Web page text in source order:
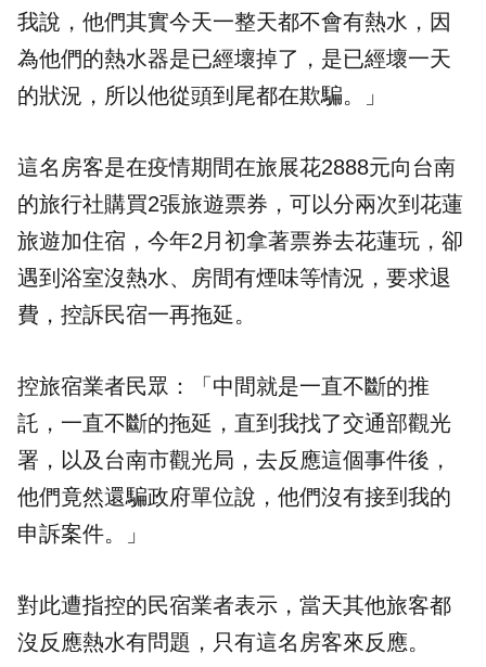
我說，他們其實今天一整天都不會有熱水，因
為他們的熱水器是已經壞掉了，是已經壞一天
的狀況，所以他從頭到尾都在欺騙。」
這名房客是在疫情期間在旅展花2888元向台南
的旅行社購買2張旅遊票券，可以分兩次到花蓮
旅遊加住宿，今年2月初拿著票券去花蓮玩，卻
遇到浴室沒熱水、房間有煙味等情況，要求退
費，控訴民宿一再拖延。
控旅宿業者民眾：「中間就是一直不斷的推
託，一直不斷的拖延，直到我找了交通部觀光
署，以及台南市觀光局，去反應這個事件後，
他們竟然還騙政府單位說，他們沒有接到我的
申訴案件。」
對此遭指控的民宿業者表示，當天其他旅客都
沒反應熱水有問題，只有這名房客來反應。